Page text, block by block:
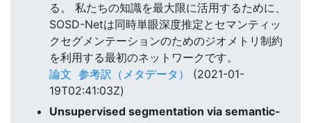
る。 私たちの知識を最大限に活用するために、
SOSD-Netは同時単眼深度推定とセマンティッ
クセグメンテーションのためのジオメトリ制約
を利用する最初のネットワークです。
論文 参考訳（メタデータ）
(2021-01-
19T02:41:03Z)
Unsupervised segmentation via semantic-